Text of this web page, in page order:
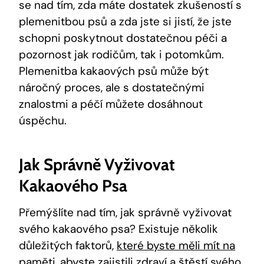
se nad tím, zda máte dostatek zkušeností s
plemenitbou psů a zda jste si jistí, že jste
schopni poskytnout dostatečnou péči a
pozornost jak rodičům, tak i potomkům.
Plemenitba kakaových psů může být
náročný proces, ale s dostatečnými
znalostmi a péčí můžete dosáhnout
úspěchu.
Jak Správně Vyživovat
Kakaového Psa
Přemýšlíte nad tím, jak správně vyživovat
svého kakaového psa? Existuje několik
důležitých faktorů, které byste měli mít na